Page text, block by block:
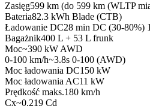
Zasięg599 km (do 599 km (WLTP
Bateria82.3 kWh Blade (CTB)
Ładowanie DC28 min DC (30-80%)
Bagażnik400 L + 53 L frunk
Moc~390 kW AWD
0-100 km/h~3.8s 0-100 (AWD)
Moc ładowania DC150 kW
Moc ładowania AC11 kW
Prędkość maks.180 km/h
Cx~0.219 Cd